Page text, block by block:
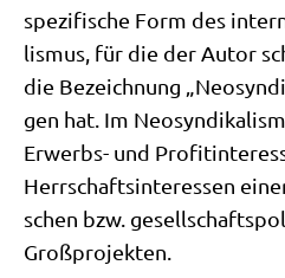
spe­zi­fi­sche Form des
lis­mus, für die der Autor
die Bezeich­nung
gen hat. Im
Erwerbs- und
Herr­schafts­in­ter­es­sen
schen bzw.
Großprojekten.